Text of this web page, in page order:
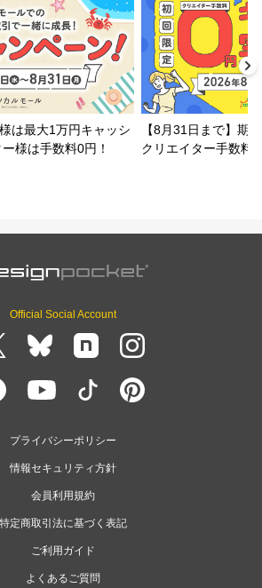
は最大1万円キャッシ
様は手数料0円！
【8月31日まで】期
クリエイター手数料
Official Social Account
プライバシーポリシー
情報セキュリティ方針
会員利用規約
特定商取引法に基づく表記
ご利用ガイド
よくあるご質問